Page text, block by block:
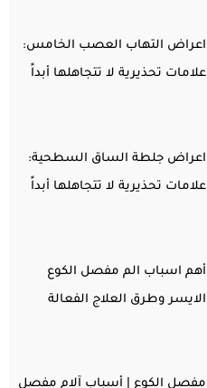
اعراض التهاب العصب الخامس:
علامات تحذيرية لا تتجاهلها أبداً
اعراض جلطة الساق السطحية:
علامات تحذيرية لا تتجاهلها أبداً
أهم اسباب الم مفصل الكوع
الايسر وطرق العلاج الفعالة
مفصل الكوع | أسباب آلام مفصل